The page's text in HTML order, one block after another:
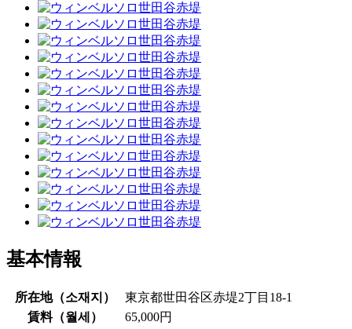
基本情報
所在地（소재지 ）
東京都世田谷区赤堤2丁目18-1
賃料（월세 ）
65,000円